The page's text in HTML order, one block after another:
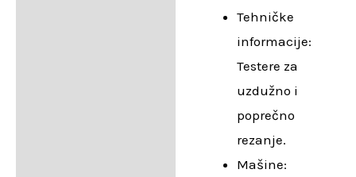
Tehničke
informacije:
Testere za
uzdužno i
poprečno
rezanje.
Mašine: